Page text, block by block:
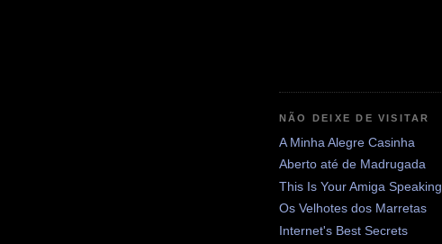
NÃO DEIXE DE VISITAR
A Minha Alegre Casinha
Aberto até de Madrugada
This Is Your Amiga Speaking
Os Velhotes dos Marretas
Internet's Best Secrets